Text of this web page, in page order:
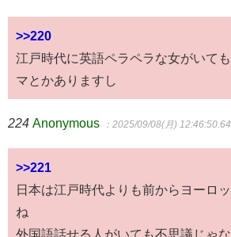
>>220
江戸時代に英語ペラペラな女がいて
マとかありますし
224 Anonymous ：2025/09/08(月) 12:46:50.64
>>221
日本は江戸時代よりも前からヨーロ
ね
外国語話せる人がいても不思議じゃ